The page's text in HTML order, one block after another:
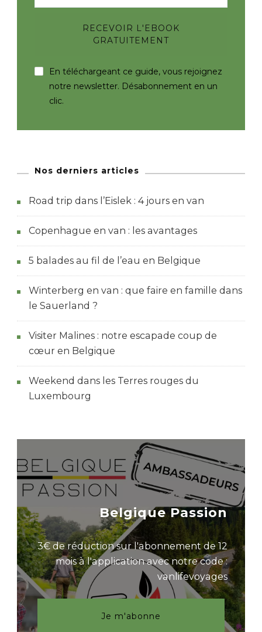
En téléchargeant ce guide, vous rejoignez
notre newsletter. Désabonnement en un
clic.
Nos derniers articles
Road trip dans l’Eislek : 4 jours en van
Copenhague en van : les avantages
5 balades au fil de l’eau en Belgique
Winterberg en van : que faire en famille dans
le Sauerland ?
Visiter Malines : notre escapade coup de
cœur en Belgique
Weekend dans les Terres rouges du
Luxembourg
Belgique Passion
3€ de réduction sur l'abonnement de 12
mois à l'application avec notre code :
vanlifevoyages
Je m'abonne